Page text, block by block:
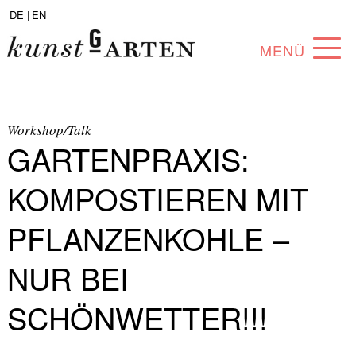
DE | EN
MENÜ
SAMMLUNG
KÜNSTLER*INNEN
PARTNER*INNEN
Workshop/Talk
GARTENPRAXIS:
KOMPOSTIEREN MIT
PFLANZENKOHLE –
NUR BEI
SCHÖNWETTER!!!